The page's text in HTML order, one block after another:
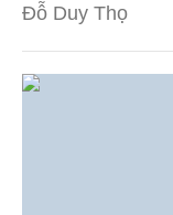
Đỗ Duy Thọ